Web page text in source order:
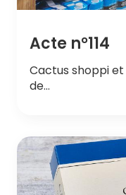
Acte n°114
Cactus shoppi
de…